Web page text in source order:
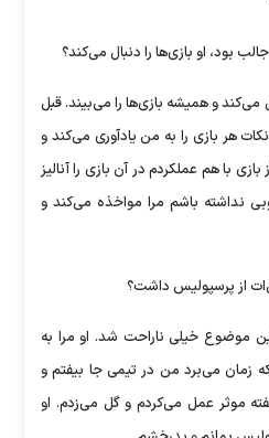
بود، او بازی‌ها را دنبال می‌کند؟
می‌کند و همیشه بازی‌ها را می‌بیند. قبل
هر بازی را به من یادآوری می‌کند و
با هم عملکردم در آن بازی را آنالیز
نداشته باشم مرا مواخذه می‌کند و
از پرسپولیس داشت؟
موضوع خیلی ناراحت شد. او مرا به
می‌برد من در تیمی جا بیفتم و
موثر عمل می‌کردم و گل می‌زدم. او